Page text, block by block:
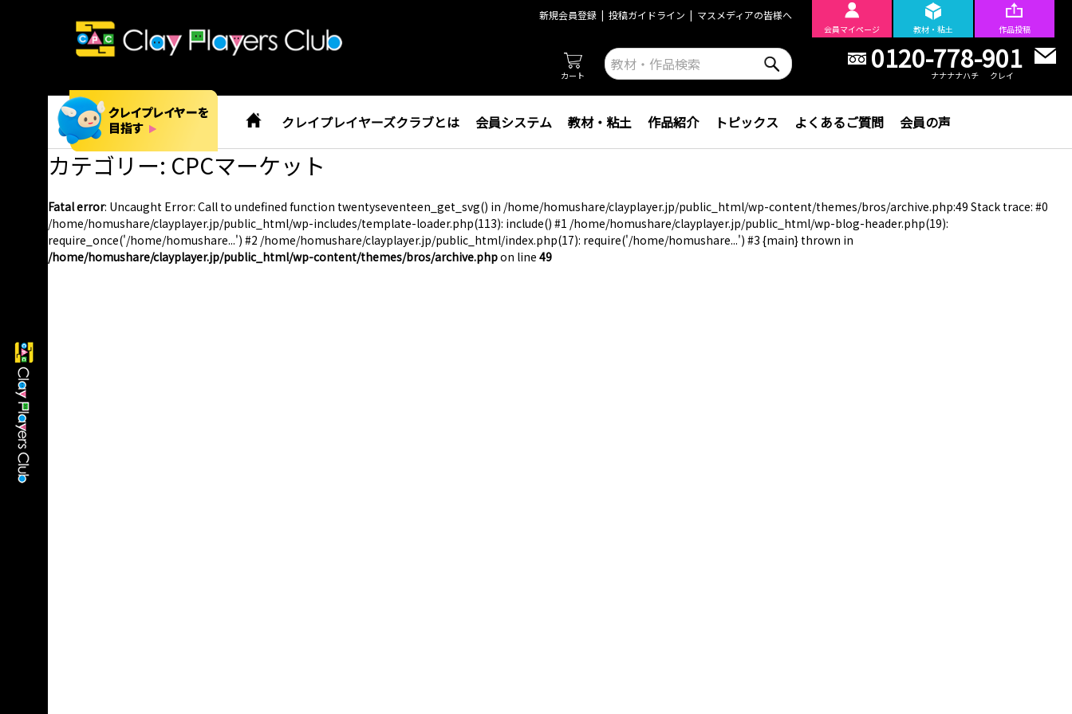
会員マイページ 教材・粘土 作品投稿
0120-778-901
ナナナナハチ クレイ
新規会員登録 投稿ガイドライン マスメディアの皆様へ
カート
クレイプレイヤーズクラブとは 会員システム 教材・粘土 作品紹介 トピックス よくあるご質問 会員の声
カテゴリー: CPCマーケット
Fatal error: Uncaught Error: Call to undefined function twentyseventeen_get_svg() in /home/homushare/clayplayer.jp/public_html/wp-content/themes/bros/archive.php:49 Stack trace: #0
/home/homushare/clayplayer.jp/public_html/wp-includes/template-loader.php(113): include() #1 /home/homushare/clayplayer.jp/public_html/wp-blog-header.php(19):
require_once('/home/homushare...') #2 /home/homushare/clayplayer.jp/public_html/index.php(17): require('/home/homushare...') #3 {main} thrown in
/home/homushare/clayplayer.jp/public_html/wp-content/themes/bros/archive.phpon line 49